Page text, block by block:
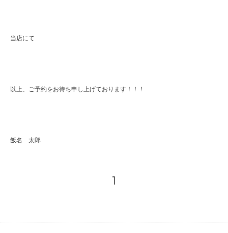
当店にて
以上、ご予約をお待ち申し上げております！！！
飯名 太郎
1